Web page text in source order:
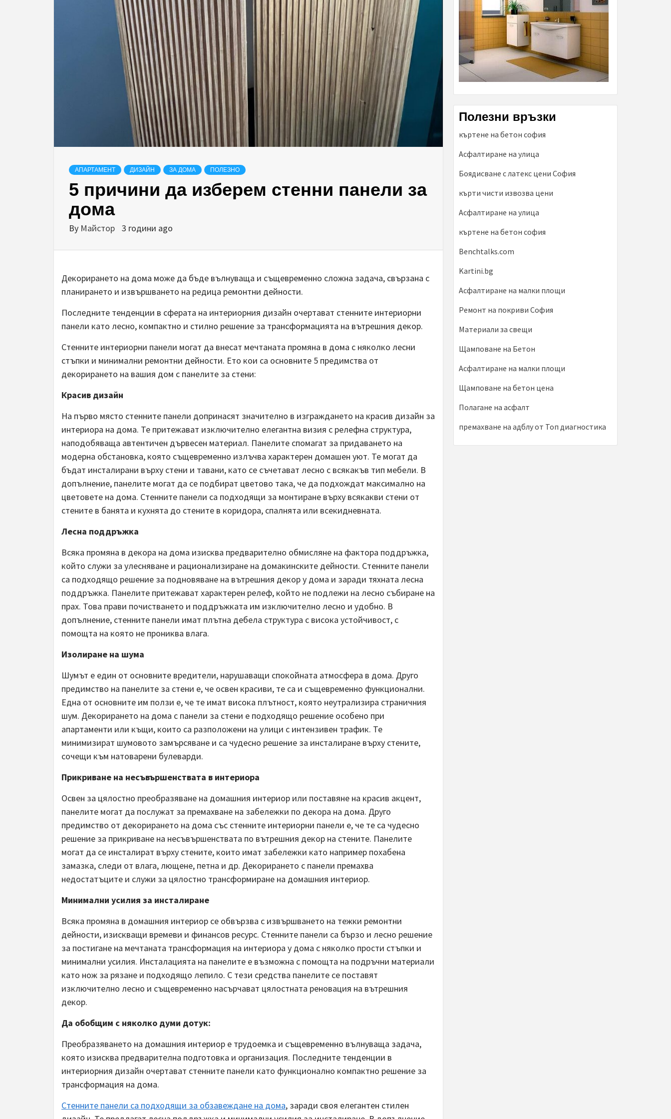
АПАРТАМЕНТ ДИЗАЙН ЗА ДОМА ПОЛЕЗНО
5 причини да изберем стенни панели за
дома
By Майстор 3 години ago
Декорирането на дома може да бъде вълнуваща и същевременно сложна задача, свързана с
планирането и извършването на редица ремонтни дейности.
Последните тенденции в сферата на интериорния дизайн очертават стенните интериорни
панели като лесно, компактно и стилно решение за трансформацията на вътрешния декор.
Стенните интериорни панели могат да внесат мечтаната промяна в дома с няколко лесни
стъпки и минимални ремонтни дейности. Ето кои са основните 5 предимства от
декорирането на вашия дом с панелите за стени:
Красив дизайн
На първо място стенните панели допринасят значително в изграждането на красив дизайн за
интериора на дома. Те притежават изключително елегантна визия с релефна структура,
наподобяваща автентичен дървесен материал. Панелите спомагат за придаването на
модерна обстановка, която същевременно излъчва характерен домашен уют. Те могат да
бъдат инсталирани върху стени и тавани, като се съчетават лесно с всякакъв тип мебели. В
допълнение, панелите могат да се подбират цветово така, че да подхождат максимално на
цветовете на дома. Стенните панели са подходящи за монтиране върху всякакви стени от
стените в банята и кухнята до стените в коридора, спалнята или всекидневната.
Лесна поддръжка
Всяка промяна в декора на дома изисква предварително обмисляне на фактора поддръжка,
който служи за улесняване и рационализиране на домакинските дейности. Стенните панели
са подходящо решение за подновяване на вътрешния декор у дома и заради тяхната лесна
поддръжка. Панелите притежават характерен релеф, който не подлежи на лесно събиране на
прах. Това прави почистването и поддръжката им изключително лесно и удобно. В
допълнение, стенните панели имат плътна дебела структура с висока устойчивост, с
помощта на която не прониква влага.
Изолиране на шума
Шумът е един от основните вредители, нарушаващи спокойната атмосфера в дома. Друго
предимство на панелите за стени е, че освен красиви, те са и същевременно функционални.
Една от основните им ползи е, че те имат висока плътност, която неутрализира страничния
шум. Декорирането на дома с панели за стени е подходящо решение особено при
апартаменти или къщи, които са разположени на улици с интензивен трафик. Те
минимизират шумовото замърсяване и са чудесно решение за инсталиране върху стените,
сочещи към натоварени булеварди.
Прикриване на несъвършенствата в интериора
Освен за цялостно преобразяване на домашния интериор или поставяне на красив акцент,
панелите могат да послужат за премахване на забележки по декора на дома. Друго
предимство от декорирането на дома със стенните интериорни панели е, че те са чудесно
решение за прикриване на несъвършенствата по вътрешния декор на стените. Панелите
могат да се инсталират върху стените, които имат забележки като например похабена
замазка, следи от влага, лющене, петна и др. Декорирането с панели премахва
недостатъците и служи за цялостно трансформиране на домашния интериор.
Минимални усилия за инсталиране
Всяка промяна в домашния интериор се обвързва с извършването на тежки ремонтни
дейности, изискващи времеви и финансов ресурс. Стенните панели са бързо и лесно решение
за постигане на мечтаната трансформация на интериора у дома с няколко прости стъпки и
минимални усилия. Инсталацията на панелите е възможна с помощта на подръчни материали
като нож за рязане и подходящо лепило. С тези средства панелите се поставят
изключително лесно и същевременно насърчават цялостната реновация на вътрешния
декор.
Да обобщим с няколко думи дотук:
Преобразяването на домашния интериор е трудоемка и същевременно вълнуваща задача,
която изисква предварителна подготовка и организация. Последните тенденции в
интериорния дизайн очертават стенните панели като функционално компактно решение за
трансформация на дома.
Стенните панели са подходящи за обзавеждане на дома, заради своя елегантен стилен
Полезни връзки
къртене на бетон софия
Асфалтиране на улица
Боядисване с латекс цени София
кърти чисти извозва цени
Асфалтиране на улица
къртене на бетон софия
Benchtalks.com
Kartini.bg
Асфалтиране на малки площи
Ремонт на покриви София
Материали за свещи
Щамповане на Бетон
Асфалтиране на малки площи
Щамповане на бетон цена
Полагане на асфалт
премахване на адблу от Топ диагностика